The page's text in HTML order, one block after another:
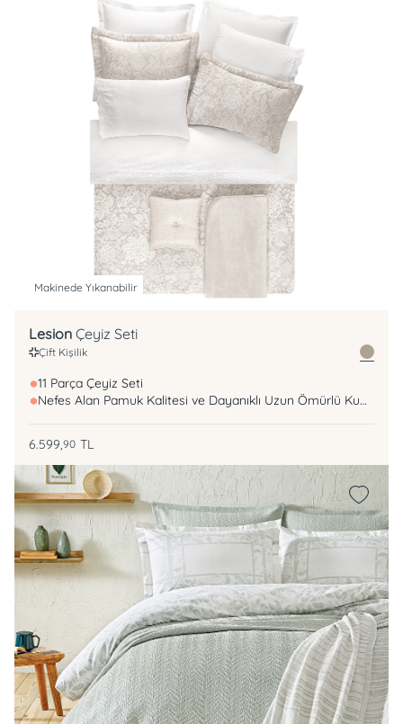
Makinede Yıkanabilir
Lesion Çeyiz Seti
Çift Kişilik
11 Parça Çeyiz Seti
Nefes Alan Pamuk Kalitesi ve Dayanıklı Uzun Ömürlü Kumaş
6.599,90 TL